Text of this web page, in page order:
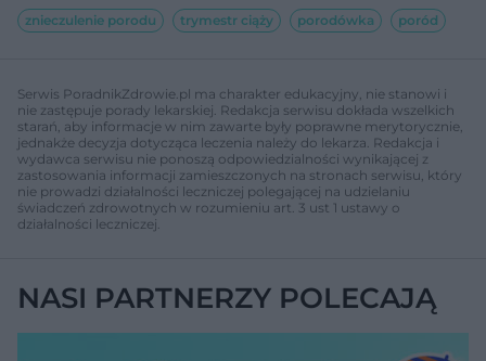
znieczulenie porodu trymestr ciąży porodówka poród
Serwis PoradnikZdrowie.pl ma charakter edukacyjny, nie stanowi i
nie zastępuje porady lekarskiej. Redakcja serwisu dokłada wszelkich
starań, aby informacje w nim zawarte były poprawne merytorycznie,
jednakże decyzja dotycząca leczenia należy do lekarza. Redakcja i
wydawca serwisu nie ponoszą odpowiedzialności wynikającej z
zastosowania informacji zamieszczonych na stronach serwisu, który
nie prowadzi działalności leczniczej polegającej na udzielaniu
świadczeń zdrowotnych w rozumieniu art. 3 ust 1 ustawy o
działalności leczniczej.
NASI PARTNERZY POLECAJĄ